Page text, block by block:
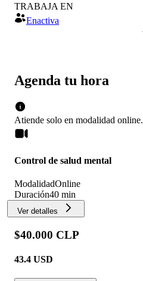
Agenda tu hora
Atiende solo en modalidad online.
Control de salud mental
ModalidadOnline
Duración40 min
Ver detalles
$40.000 CLP
43.4 USD
TRABAJA EN
Enactiva